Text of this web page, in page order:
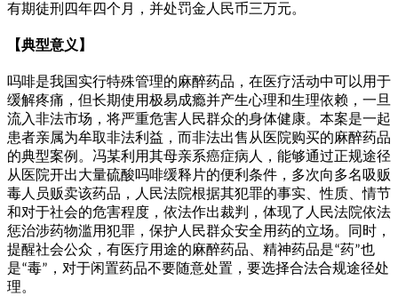
有期徒刑四年四个月，并处罚金人民币三万元。
【典型意义】
吗啡是我国实行特殊管理的麻醉药品，在医疗活动中可以用于
缓解疼痛，但长期使用极易成瘾并产生心理和生理依赖，一旦
流入非法市场，将严重危害人民群众的身体健康。本案是一起
患者亲属为牟取非法利益，而非法出售从医院购买的麻醉药品
的典型案例。冯某利用其母亲系癌症病人，能够通过正规途径
从医院开出大量硫酸吗啡缓释片的便利条件，多次向多名吸贩
毒人员贩卖该药品，人民法院根据其犯罪的事实、性质、情节
和对于社会的危害程度，依法作出裁判，体现了人民法院依法
惩治涉药物滥用犯罪，保护人民群众安全用药的立场。同时，
提醒社会公众，有医疗用途的麻醉药品、精神药品是“药”也
是“毒” ，对于闲置药品不要随意处置，要选择合法合规途径处
理。